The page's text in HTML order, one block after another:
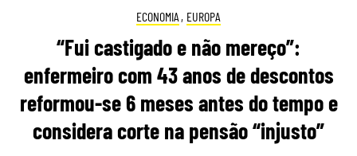
ECONOMIA , EUROPA
“Fui castigado e não mereço”:
enfermeiro com 43 anos de descontos
reformou-se 6 meses antes do tempo e
considera corte na pensão “injusto”